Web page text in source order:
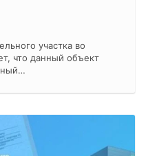
участка во
что данный объект